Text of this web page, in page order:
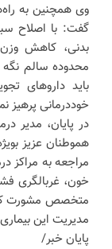
وی همچنین به
گفت: با اصلاح
بدنی، کاهش
محدوده سالم نگه
باید داروهای
خوددرمانی پرهیز
در پایان، مدیر
هموطنان عزیز
مراجعه به مراکز
خون، غربالگری
متخصص مشورت
مدیریت این
پایان خبر/